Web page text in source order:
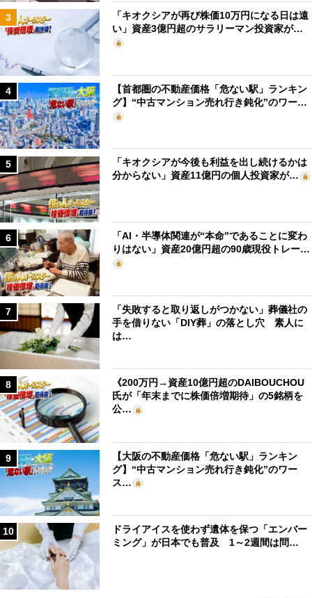
3
「キオクシアが再び株価10万円になる日は遠
い」資産3億円超のサラリーマン投資家が…
4
【首都圏の不動産価格「危ない駅」ランキン
グ】“中古マンション売れ行き鈍化”のワー…
5
「キオクシアが今後も利益を出し続けるかは
分からない」資産11億円の個人投資家が…
6
「AI・半導体関連が“本命”であることに変わ
りはない」資産20億円超の90歳現役トレー…
7
「失敗すると取り返しがつかない」葬儀社の
手を借りない「DIY葬」の落とし穴 素人に
は…
8
《200万円→資産10億円超のDAIBOUCHOU
氏が「年末までに株価倍増期待」の5銘柄を
公…
9
【大阪の不動産価格「危ない駅」ランキン
グ】“中古マンション売れ行き鈍化”のワー
ス…
10
ドライアイスを使わず遺体を保つ「エンバー
ミング」が日本でも普及 1～2週間は問…